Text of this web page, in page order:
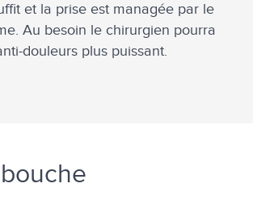
et la prise est managée par le
Au besoin le chirurgien pourra
douleurs plus puissant.